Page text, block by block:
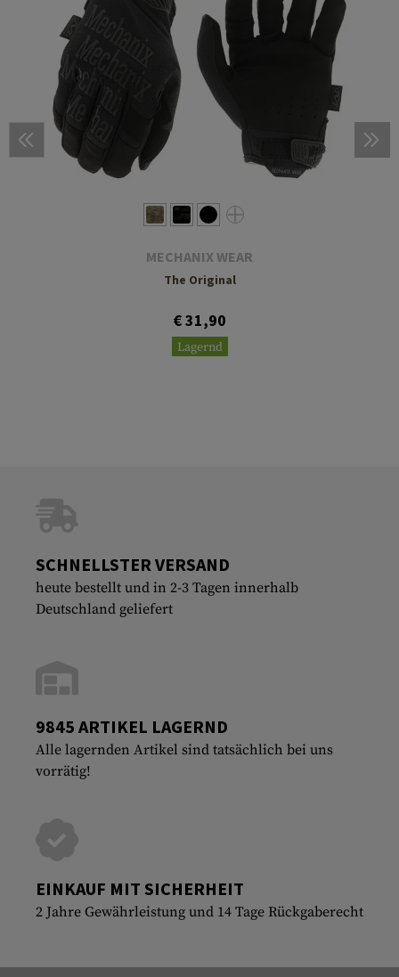
MECHANIX WEAR
The Original
€ 31,90
Lagernd
SCHNELLSTER VERSAND
heute bestellt und in 2-3 Tagen innerhalb
Deutschland geliefert
9845 ARTIKEL LAGERND
Alle lagernden Artikel sind tatsächlich bei uns
vorrätig!
EINKAUF MIT SICHERHEIT
2 Jahre Gewährleistung und 14 Tage Rückgaberecht